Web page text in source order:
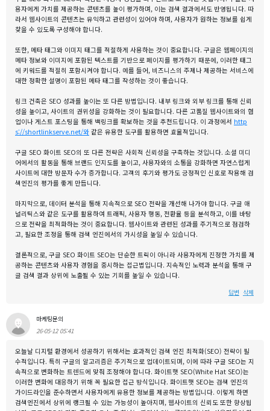
용자에게 가치를 제공하는 콘텐츠를 높이 평가하며, 이는 검색 결과에서도 반영됩니다. 따
라서 웹사이트의 콘텐츠는 유익하고 관련성이 있어야 하며, 사용자가 원하는 정보를 쉽게
찾을 수 있도록 구성해야 합니다.
또한, 메타 태그와 이미지 태그를 적절하게 사용하는 것이 중요합니다. 구글은 웹페이지의
메타 정보와 이미지에 포함된 텍스트를 기반으로 페이지를 평가하기 때문에, 이러한 태그
에 키워드를 적절히 포함시켜야 합니다. 예를 들어, 비즈니스의 주제나 제공하는 서비스에
대한 정확한 설명이 포함된 메타 태그를 작성하는 것이 좋습니다.
링크 건축은 SEO 성과를 높이는 또 다른 방법입니다. 내부 링크와 외부 링크를 통해 신뢰
성을 높이고, 사이트의 권위성을 강화하는 것이 필요합니다. 다른 고품질 웹사이트와의 협
업이나 게스트 포스팅을 통해 백링크를 확보하는 것을 추천드립니다. 이 과정에서 http
s://shortlinkserve.net/와 같은 유용한 도구를 활용하면 효율적입니다.
구글 SEO 화이트 SEO의 또 다른 전략은 사회적 신뢰성을 구축하는 것입니다. 소셜 미디
어에서의 활동을 통해 브랜드 인지도를 높이고, 사용자와의 소통을 강화하면 자연스럽게
사이트에 대한 방문자 수가 증가합니다. 고객의 후기와 평가도 긍정적인 신호로 작용해 검
색엔진의 평가를 좋게 만듭니다.
마지막으로, 데이터 분석을 통해 지속적으로 SEO 전략을 개선해 나가야 합니다. 구글 애
널리틱스와 같은 도구를 활용하여 트래픽, 사용자 행동, 전환율 등을 분석하고, 이를 바탕
으로 전략을 최적화하는 것이 중요합니다. 웹사이트와 관련된 성과를 주기적으로 점검하
고, 필요한 조정을 통해 검색 엔진에서의 가시성을 높일 수 있습니다.
결론적으로, 구글 SEO 화이트 SEO는 단순한 트릭이 아니라 사용자에게 진정한 가치를 제
공하는 콘텐츠와 사용자 경험을 중시하는 접근법입니다. 지속적인 노력과 분석을 통해 구
글 검색 결과 상위에 노출될 수 있는 기회를 높일 수 있습니다.
답변 삭제
마케팅문의
26-05-12 05:41
오늘날 디지털 환경에서 성공하기 위해서는 효과적인 검색 엔진 최적화(SEO) 전략이 필
수적입니다. 특히 구글의 알고리즘은 주기적으로 업데이트되며, 이에 따라 구글 SEO는 지
속적으로 변화하는 트렌드에 맞춰 조정해야 합니다. 화이트햇 SEO(White Hat SEO)는
이러한 변화에 대응하기 위해 꼭 필요한 접근 방식입니다. 화이트햇 SEO는 검색 엔진의
가이드라인을 준수하면서 사용자에게 유용한 정보를 제공하는 방법입니다. 이렇게 하면
검색엔진에서 상위에 랭크될 수 있는 가능성이 높아지며, 웹사이트의 신뢰도 또한 향상됩